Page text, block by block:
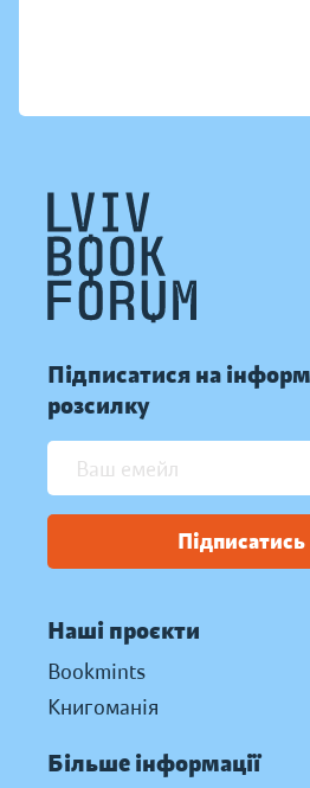
Підписатися на
розсилку
Підписатись
Наші проєкти
Bookmints
Книгоманія
Більше інформації